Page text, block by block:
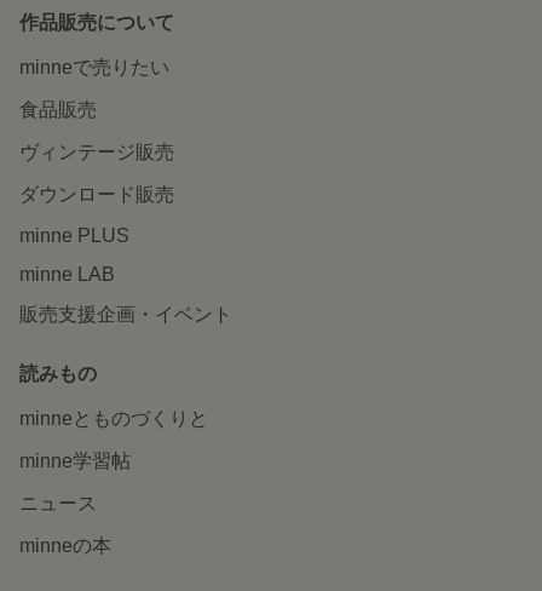
作品販売について
minneで売りたい
食品販売
ヴィンテージ販売
ダウンロード販売
minne PLUS
minne LAB
販売支援企画・イベント
読みもの
minneとものづくりと
minne学習帖
ニュース
minneの本